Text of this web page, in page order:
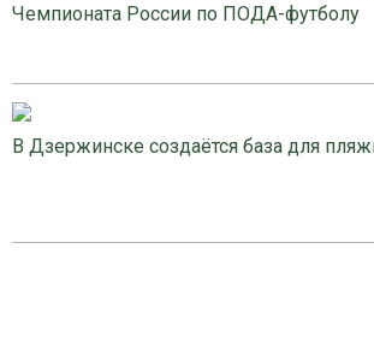
Чемпионата России по ПОДА-футболу
В Дзержинске создаётся база для